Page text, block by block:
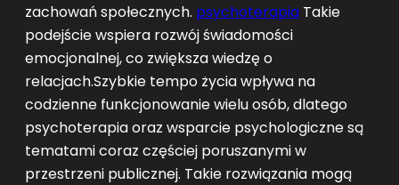
zachowań społecznych. psychoterapia Takie
podejście wspiera rozwój świadomości
emocjonalnej, co zwiększa wiedzę o
relacjach.Szybkie tempo życia wpływa na
codzienne funkcjonowanie wielu osób, dlatego
psychoterapia oraz wsparcie psychologiczne są
tematami coraz częściej poruszanymi w
przestrzeni publicznej. Takie rozwiązania mogą